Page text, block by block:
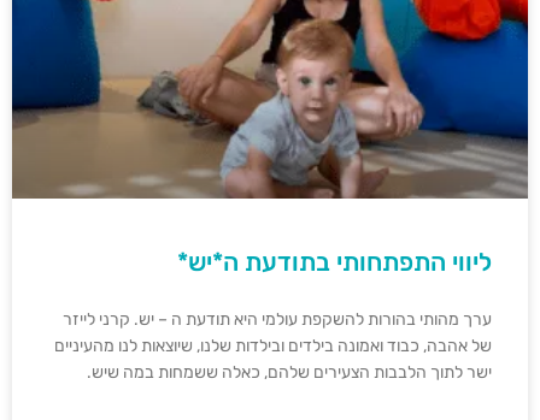
ליווי התפתחותי בתודעת ה*יש*
ערך מהותי בהורות להשקפת עולמי היא תודעת ה – יש. קרני לייזר
של אהבה, כבוד ואמונה בילדים ובילדות שלנו, שיוצאות לנו מהעיניים
ישר לתוך הלבבות הצעירים שלהם, כאלה ששמחות במה שיש.